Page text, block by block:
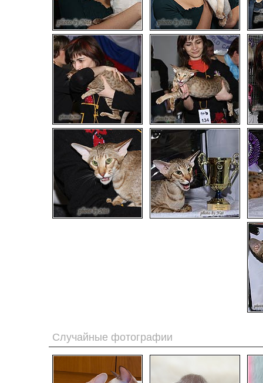
Случайные фотографии